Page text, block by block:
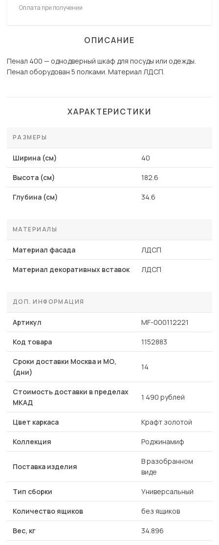
Оплата при получении
ОПИСАНИЕ
Пенал 400 — однодверный шкаф для посуды или одежды.
Пенал оборудован 5 полками. Материал ЛДСП.
ХАРАКТЕРИСТИКИ
РАЗМЕРЫ
Ширина (см) 40
Высота (см) 182.6
Глубина (см) 34.6
МАТЕРИАЛЫ
Материал фасада ЛДСП
Материал декоративных вставок ЛДСП
ДОП. ИНФОРМАЦИЯ
Артикул MF-000112221
Код товара 1152883
Сроки доставки Москва и МО,
(дни)
14
Стоимость доставки в пределах
МКАД
1 490 рублей
Цвет каркаса Крафт золотой
Коллекция Роджинамиф
Поставка изделия
В разобранном
виде
Тип сборки Универсальный
Количество ящиков без ящиков
Вес, кг 34.896